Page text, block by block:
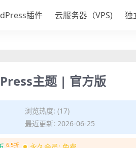
插件 云服务器（VPS) 独
主题 | 官方版
浏览热度: (17)
最近更新: 2026-06-25
6.5折